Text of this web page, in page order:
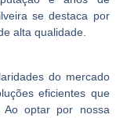
se destaca por
alta qualidade.
do mercado
eficientes que
Ao optar por nossa